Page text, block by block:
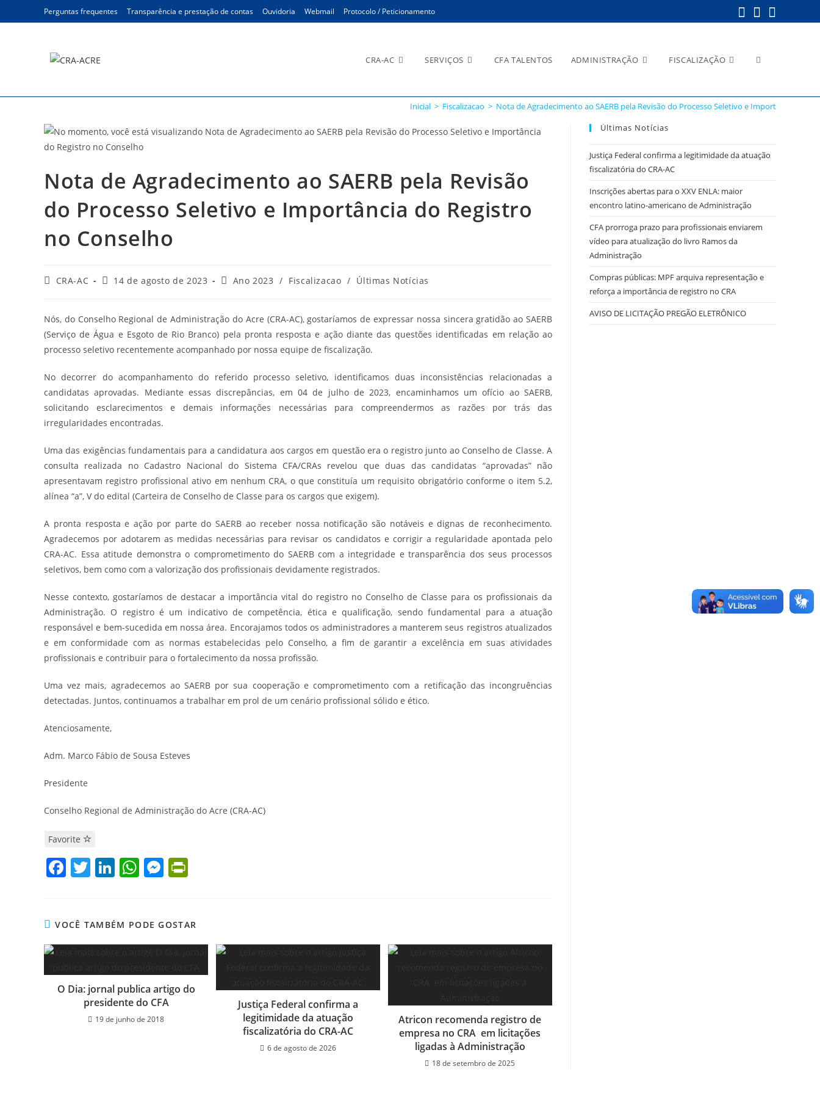
para
Perguntas frequentes Transparência e prestação de contas Ouvidoria Webmail Protocolo / Peticionamento
CRA-AC SERVIÇOS CFA TALENTOS ADMINISTRAÇÃO FISCALIZAÇÃO Alternar
Inicial > Fiscalizacao > Nota de Agradecimento ao SAERB pela Revisão do Processo Seletivo e Importância do
Nota de Agradecimento ao SAERB pela Revisão
do Processo Seletivo e Importância do Registro
no Conselho
AutorCRA-AC
Post14 de agosto de 2023
Categoria
Ano 2023 / Fiscalizacao / Últimas Notícias
Nós, do Conselho Regional de Administração do Acre (CRA-AC), gostaríamos de expressar nossa sincera gratidão ao SAERB
(Serviço de Água e Esgoto de Rio Branco) pela pronta resposta e ação diante das questões identificadas em relação ao
processo seletivo recentemente acompanhado por nossa equipe de fiscalização.
No decorrer do acompanhamento do referido processo seletivo, identificamos duas inconsistências relacionadas a
candidatas aprovadas. Mediante essas discrepâncias, em 04 de julho de 2023, encaminhamos um ofício ao SAERB,
solicitando esclarecimentos e demais informações necessárias para compreendermos as razões por trás das
irregularidades encontradas.
Uma das exigências fundamentais para a candidatura aos cargos em questão era o registro junto ao Conselho de Classe. A
consulta realizada no Cadastro Nacional do Sistema CFA/CRAs revelou que duas das candidatas “aprovadas” não
apresentavam registro profissional ativo em nenhum CRA, o que constituía um requisito obrigatório conforme o item 5.2,
alínea “a”, V do edital (Carteira de Conselho de Classe para os cargos que exigem).
A pronta resposta e ação por parte do SAERB ao receber nossa notificação são notáveis e dignas de reconhecimento.
Agradecemos por adotarem as medidas necessárias para revisar os candidatos e corrigir a regularidade apontada pelo
CRA-AC. Essa atitude demonstra o comprometimento do SAERB com a integridade e transparência dos seus processos
seletivos, bem como com a valorização dos profissionais devidamente registrados.
Nesse contexto, gostaríamos de destacar a importância vital do registro no Conselho de Classe para os profissionais da
Administração. O registro é um indicativo de competência, ética e qualificação, sendo fundamental para a atuação
responsável e bem-sucedida em nossa área. Encorajamos todos os administradores a manterem seus registros atualizados
e em conformidade com as normas estabelecidas pelo Conselho, a fim de garantir a excelência em suas atividades
profissionais e contribuir para o fortalecimento da nossa profissão.
Uma vez mais, agradecemos ao SAERB por sua cooperação e comprometimento com a retificação das incongruências
detectadas. Juntos, continuamos a trabalhar em prol de um cenário profissional sólido e ético.
Atenciosamente,
Adm. Marco Fábio de Sousa Esteves
Presidente
Conselho Regional de Administração do Acre (CRA-AC)
Favorite
F
e
b
o
T
er
Li
e
dI
W
s
A
p
M
e
n
er
ri
e
dl
VOCÊ TAMBÉM PODE GOSTAR
O Dia: jornal publica artigo do
presidente do CFA
19 de junho de 2018
Justiça Federal confirma a
legitimidade da atuação
fiscalizatória do CRA-AC
6 de agosto de 2026
Atricon recomenda registro de
empresa no CRA em licitações
ligadas à Administração
18 de setembro de 2025
Últimas Notícias
Justiça Federal confirma a legitimidade da atuação
fiscalizatória do CRA-AC
Inscrições abertas para o XXV ENLA: maior
encontro latino-americano de Administração
CFA prorroga prazo para profissionais enviarem
vídeo para atualização do livro Ramos da
Administração
Compras públicas: MPF arquiva representação e
reforça a importância de registro no CRA
AVISO DE LICITAÇÃO PREGÃO ELETRÔNICO